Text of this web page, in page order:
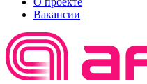
Вакансии